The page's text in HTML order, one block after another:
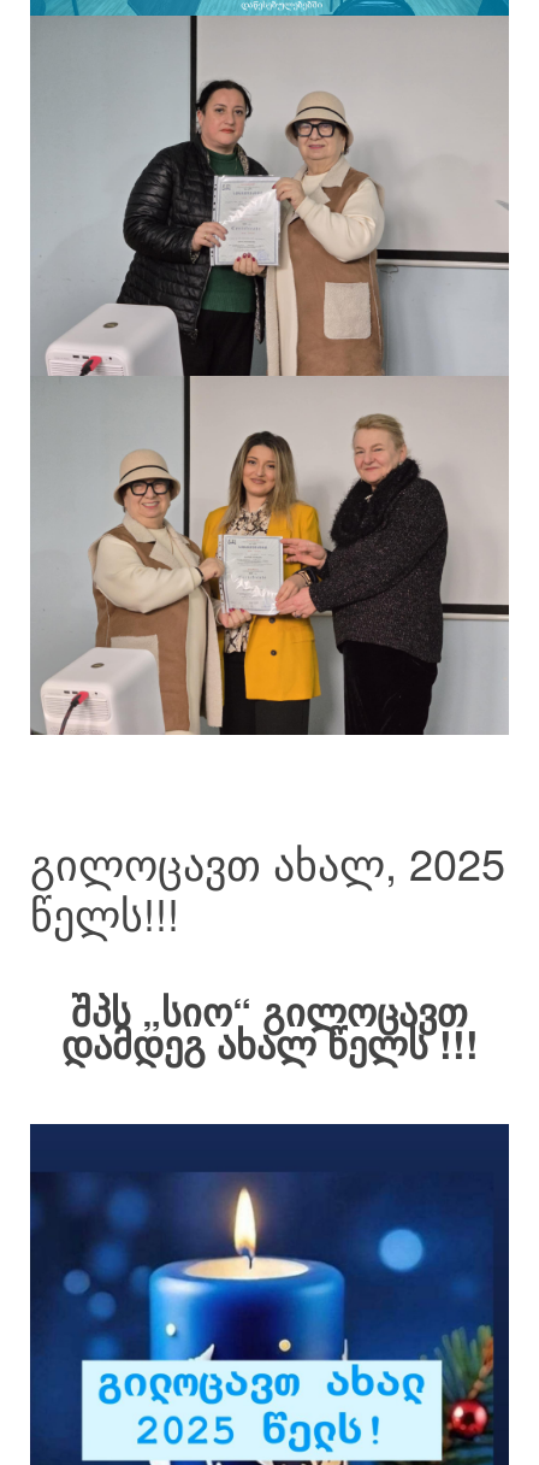
გილოცავთ ახალ, 2025
წელს!!!
შპს „სიო“ გილოცავთ
დამდეგ ახალ წელს !!!